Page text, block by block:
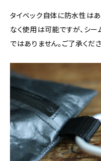
タイベック自体に防水性は
なく使用は可能ですが、シ
ではありません。ご了承くださ